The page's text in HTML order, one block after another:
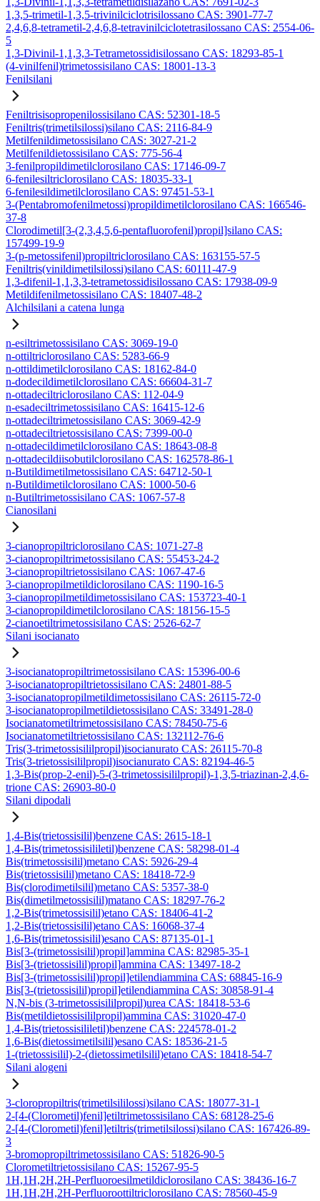
1,3,5-trimetil-1,3,5-trivinilciclotrisilossano CAS: 3901-77-7
2,4,6,8-tetrametil-2,4,6,8-tetravinilciclotetrasilossano CAS: 2554-06-
5
1,3-Divinil-1,1,3,3-Tetrametossidisilossano CAS: 18293-85-1
(4-vinilfenil)trimetossisilano CAS: 18001-13-3
Fenilsilani
Feniltrisisopropenilossisilano CAS: 52301-18-5
Feniltris(trimetilsilossi)silano CAS: 2116-84-9
Metilfenildimetossisilano CAS: 3027-21-2
Metilfenildietossisilano CAS: 775-56-4
3-fenilpropildimetilclorosilano CAS: 17146-09-7
6-fenilesiltriclorosilano CAS: 18035-33-1
6-fenilesildimetilclorosilano CAS: 97451-53-1
3-(Pentabromofenilmetossi)propildimetilclorosilano CAS: 166546-
37-8
Clorodimetil[3-(2,3,4,5,6-pentafluorofenil)propil]silano CAS:
157499-19-9
3-(p-metossifenil)propiltriclorosilano CAS: 163155-57-5
Feniltris(vinildimetilsilossi)silano CAS: 60111-47-9
1,3-difenil-1,1,3,3-tetrametossidisilossano CAS: 17938-09-9
Metildifenilmetossisilano CAS: 18407-48-2
Alchilsilani a catena lunga
n-esiltrimetossisilano CAS: 3069-19-0
n-ottiltriclorosilano CAS: 5283-66-9
n-ottildimetilclorosilano CAS: 18162-84-0
n-dodecildimetilclorosilano CAS: 66604-31-7
n-ottadeciltriclorosilano CAS: 112-04-9
n-esadeciltrimetossisilano CAS: 16415-12-6
n-ottadeciltrimetossisilano CAS: 3069-42-9
n-ottadeciltrietossisilano CAS: 7399-00-0
n-ottadecildimetilclorosilano CAS: 18643-08-8
n-ottadecildiisobutilclorosilano CAS: 162578-86-1
n-Butildimetilmetossisilano CAS: 64712-50-1
n-Butildimetilclorosilano CAS: 1000-50-6
n-Butiltrimetossisilano CAS: 1067-57-8
Cianosilani
3-cianopropiltriclorosilano CAS: 1071-27-8
3-cianopropiltrimetossisilano CAS: 55453-24-2
3-cianopropiltrietossisilano CAS: 1067-47-6
3-cianopropilmetildiclorosilano CAS: 1190-16-5
3-cianopropilmetildimetossisilano CAS: 153723-40-1
3-cianopropildimetilclorosilano CAS: 18156-15-5
2-cianoetiltrimetossisilano CAS: 2526-62-7
Silani isocianato
3-isocianatopropiltrimetossisilano CAS: 15396-00-6
3-isocianatopropiltrietossisilano CAS: 24801-88-5
3-isocianatopropilmetildimetossisilano CAS: 26115-72-0
3-isocianatopropilmetildietossisilano CAS: 33491-28-0
Isocianatometiltrimetossisilano CAS: 78450-75-6
Isocianatometiltrietossisilano CAS: 132112-76-6
Tris(3-trimetossisililpropil)isocianurato CAS: 26115-70-8
Tris(3-trietossisililpropil)isocianurato CAS: 82194-46-5
1,3-Bis(prop-2-enil)-5-(3-trimetossisililpropil)-1,3,5-triazinan-2,4,6-
trione CAS: 26903-80-0
Silani dipodali
1,4-Bis(trietossisilil)benzene CAS: 2615-18-1
1,4-Bis(trimetossisililetil)benzene CAS: 58298-01-4
Bis(trimetossisilil)metano CAS: 5926-29-4
Bis(trietossisilil)metano CAS: 18418-72-9
Bis(clorodimetilsilil)metano CAS: 5357-38-0
Bis(dimetilmetossisilil)matano CAS: 18297-76-2
1,2-Bis(trimetossisilil)etano CAS: 18406-41-2
1,2-Bis(trietossisilil)etano CAS: 16068-37-4
1,6-Bis(trimetossisilil)esano CAS: 87135-01-1
Bis[3-(trimetossisilil)propil]ammina CAS: 82985-35-1
Bis[3-(trietossisilil)propil]ammina CAS: 13497-18-2
Bis[3-(trimetossisilil)propil]etilendiammina CAS: 68845-16-9
Bis[3-(trietossisilil)propil]etilendiammina CAS: 30858-91-4
N,N-bis (3-trimetossisililpropil)urea CAS: 18418-53-6
Bis(metildietossisililpropil)ammina CAS: 31020-47-0
1,4-Bis(trietossisililetil)benzene CAS: 224578-01-2
1,6-Bis(dietossimetilsilil)esano CAS: 18536-21-5
1-(trietossisilil)-2-(dietossimetilsilil)etano CAS: 18418-54-7
Silani alogeni
3-cloropropiltris(trimetilsililossi)silano CAS: 18077-31-1
2-[4-(Clorometil)fenil]etiltrimetossisilano CAS: 68128-25-6
2-[4-(Clorometil)fenil]etiltris(trimetilsilossi)silano CAS: 167426-89-
3
3-bromopropiltrimetossisilano CAS: 51826-90-5
Clorometiltrietossisilano CAS: 15267-95-5
1H,1H,2H,2H-Perfluoroesilmetildiclorosilano CAS: 38436-16-7
1H,1H,2H,2H-Perfluoroottiltriclorosilano CAS: 78560-45-9